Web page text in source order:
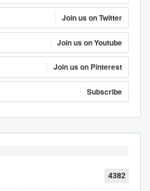
Join us on Twitter
Join us on Youtube
Join us on Pinterest
Subscribe
4382